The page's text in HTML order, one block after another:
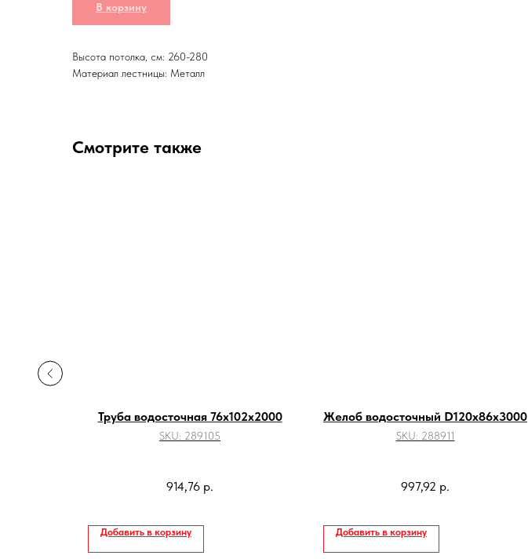
В корзину
Высота потолка, см: 260-280
Материал лестницы: Металл
Смотрите также
Труба водосточная 76х102х2000
SKU: 289105
914,76 р.
Добавить в корзину
Желоб водосточный D120х86х3000
SKU: 288911
997,92 р.
Добавить в корзину